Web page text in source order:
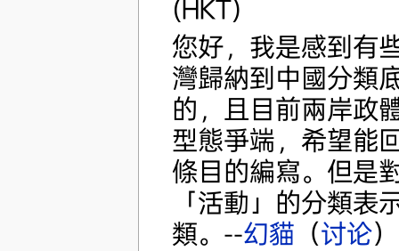
(HKT)
您好，我是感到有
灣歸納到中國分類
的，且目前兩岸政
型態爭端，希望能
條目的編寫。但是
「活動」的分類
類。--幻貓 （讨论